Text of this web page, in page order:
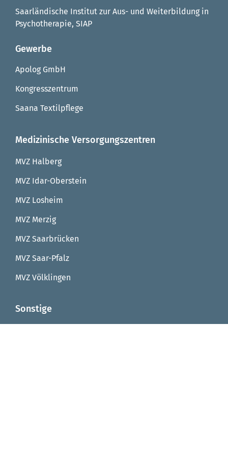
Saarländische Institut zur Aus- und Weiterbildung in
Psychotherapie, SIAP
Gewerbe
Apolog GmbH
Kongresszentrum
Saana Textilpflege
Medizinische Versorgungszentren
MVZ Halberg
MVZ Idar-Oberstein
MVZ Losheim
MVZ Merzig
MVZ Saarbrücken
MVZ Saar-Pfalz
MVZ Völklingen
Sonstige